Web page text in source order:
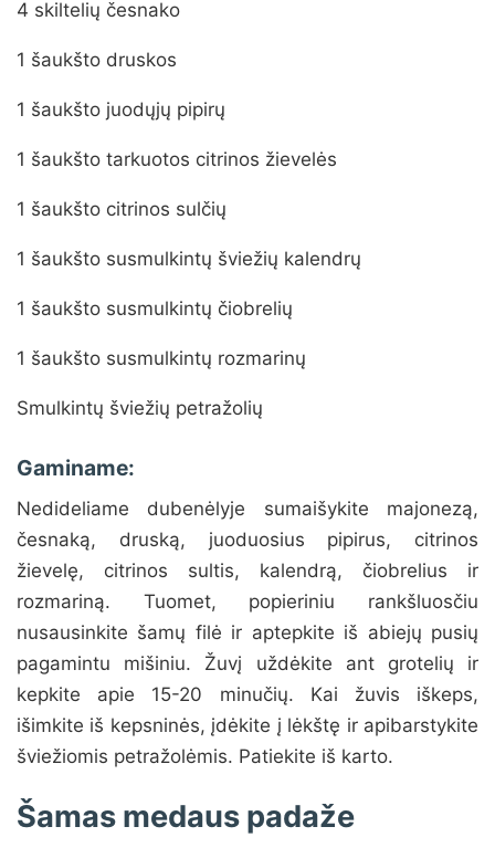
4 skiltelių česnako
1 šaukšto druskos
1 šaukšto juodųjų pipirų
1 šaukšto tarkuotos citrinos žievelės
1 šaukšto citrinos sulčių
1 šaukšto susmulkintų šviežių kalendrų
1 šaukšto susmulkintų čiobrelių
1 šaukšto susmulkintų rozmarinų
Smulkintų šviežių petražolių
Gaminame:
Nedideliame dubenėlyje sumaišykite majonezą,
česnaką, druską, juoduosius pipirus, citrinos
žievelę, citrinos sultis, kalendrą, čiobrelius ir
rozmariną. Tuomet, popieriniu rankšluosčiu
nusausinkite šamų filė ir aptepkite iš abiejų pusių
pagamintu mišiniu. Žuvį uždėkite ant grotelių ir
kepkite apie 15-20 minučių. Kai žuvis iškeps,
išimkite iš kepsninės, įdėkite į lėkštę ir apibarstykite
šviežiomis petražolėmis. Patiekite iš karto.
Šamas medaus padaže